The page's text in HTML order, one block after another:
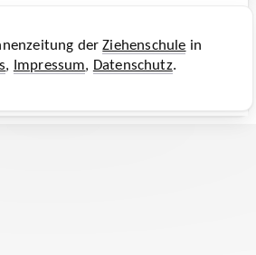
derZiehenschule in
, Impressum, Datenschutz.